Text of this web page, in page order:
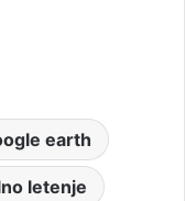
earth
letenje